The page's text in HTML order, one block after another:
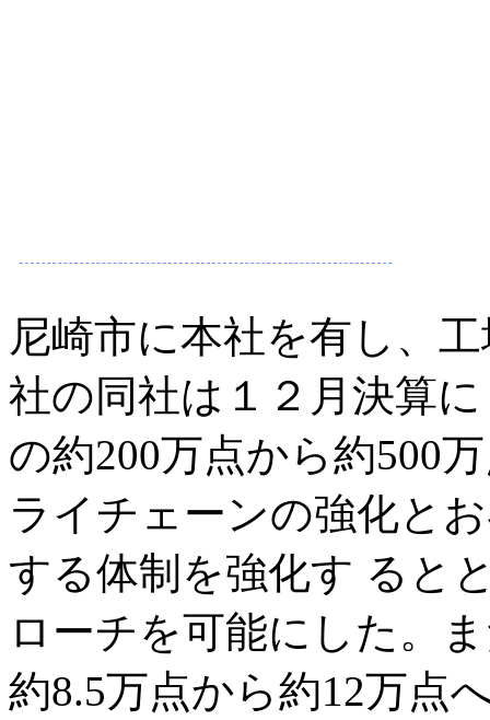
尼崎市に本社を有し、
社の同社は１２月決算
の約200万点から約500
ライチェーンの強化と
する体制を強化す ると
ローチを可能にした。
約8.5万点から約12万点